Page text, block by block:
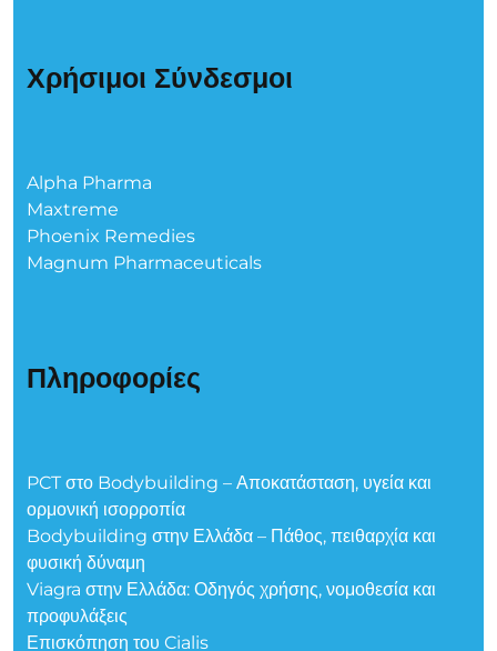
Χρήσιμοι Σύνδεσμοι
Alpha Pharma
Maxtreme
Phoenix Remedies
Magnum Pharmaceuticals
Πληροφορίες
PCT στο Bodybuilding – Αποκατάσταση, υγεία και
ορμονική ισορροπία
Bodybuilding στην Ελλάδα – Πάθος, πειθαρχία και
φυσική δύναμη
Viagra στην Ελλάδα: Οδηγός χρήσης, νομοθεσία και
προφυλάξεις
Επισκόπηση του Cialis